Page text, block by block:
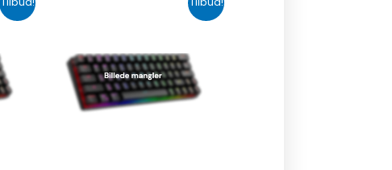
aktuelle
kr. 349,00.
oprindelige
var:
kr. 1.090,00.
aktuelle